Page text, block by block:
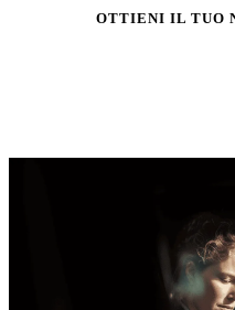
OTTIENI IL TUO